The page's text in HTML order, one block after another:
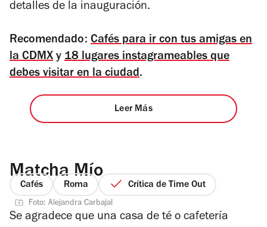
detalles de la inauguración.
Recomendado: Cafés para ir con tus amigas en
la CDMX y 18 lugares instagrameables que
debes visitar en la ciudad.
Leer Más
Matcha Mío
Cafés Roma Crítica de Time Out
Foto: Alejandra Carbajal
Se agradece que una casa de té o cafetería